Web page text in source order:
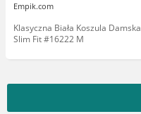
Empik.com
Klasyczna Biała Koszula Damska
Slim Fit #16222 M